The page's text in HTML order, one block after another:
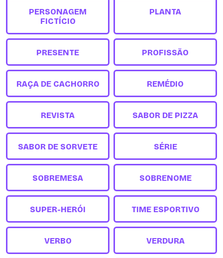
PERSONAGEM
FICTÍCIO
PLANTA
PRESENTE PROFISSÃO
RAÇA DE CACHORRO REMÉDIO
REVISTA SABOR DE PIZZA
SABOR DE SORVETE SÉRIE
SOBREMESA SOBRENOME
SUPER-HERÓI TIME ESPORTIVO
VERBO VERDURA